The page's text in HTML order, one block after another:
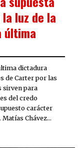
luz de la
última
dictadura
de Carter por las
sirven para
del credo
carácter
Chávez…